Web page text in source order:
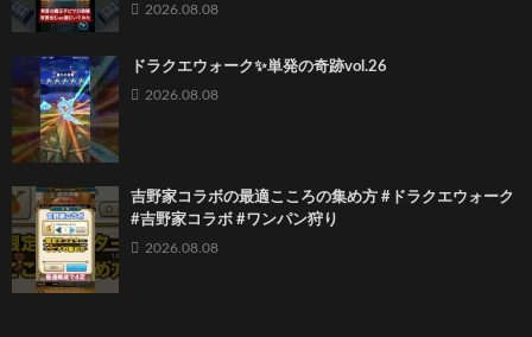
2026.08.08
ドラクエウォーク✨単発の奇跡vol.26
2026.08.08
吉野家コラボの最適こころの集め方 #ドラクエウォーク
#吉野家コラボ #ワンパン狩り
2026.08.08